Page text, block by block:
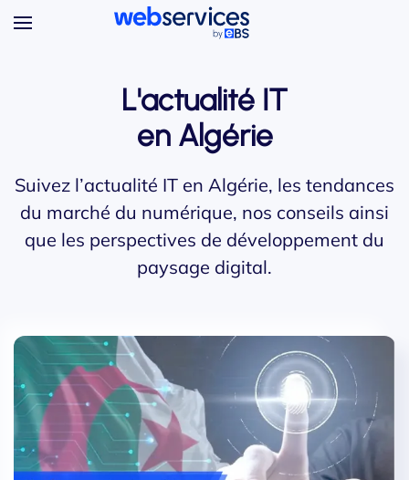
L'actualité IT
en Algérie
Suivez l’actualité IT en Algérie, les tendances
du marché du numérique, nos conseils ainsi
que les perspectives de développement du
paysage digital.